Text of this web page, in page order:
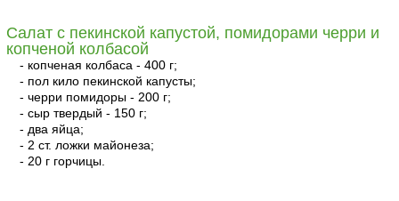
Салат с пекинской капустой, помидорами черри и
копченой колбасой
- копченая колбаса - 400 г;
- пол кило пекинской капусты;
- черри помидоры - 200 г;
- сыр твердый - 150 г;
- два яйца;
- 2 ст. ложки майонеза;
- 20 г горчицы.